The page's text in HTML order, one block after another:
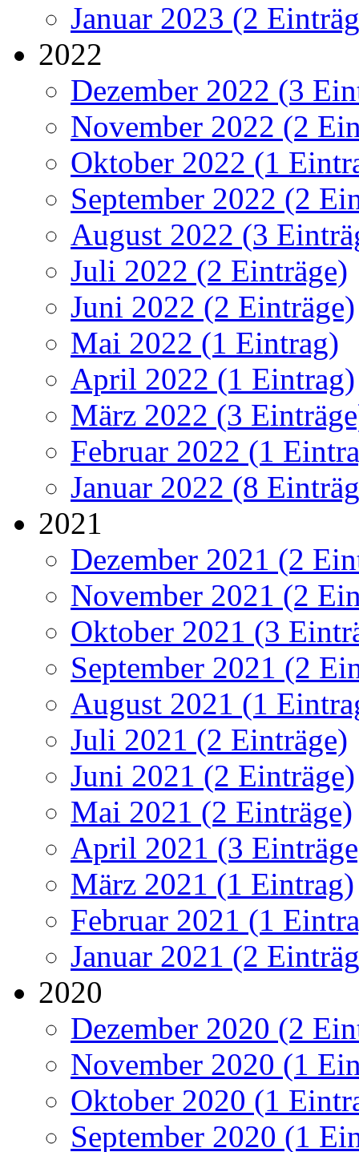
Januar 2023 (2
2022
Dezember 2022 (3
November 2022 (2
Oktober 2022 (1
September 2022 (2
August 2022 (3
Juli 2022 (2 Einträge)
Juni 2022 (2 Einträge)
Mai 2022 (1 Eintrag)
April 2022 (1 Eintrag)
März 2022 (3
Februar 2022 (1
Januar 2022 (8
2021
Dezember 2021 (2
November 2021 (2
Oktober 2021 (3
September 2021 (2
August 2021 (1
Juli 2021 (2 Einträge)
Juni 2021 (2 Einträge)
Mai 2021 (2 Einträge)
April 2021 (3
März 2021 (1 Eintrag)
Februar 2021 (1
Januar 2021 (2
2020
Dezember 2020 (2
November 2020 (1
Oktober 2020 (1
September 2020 (1